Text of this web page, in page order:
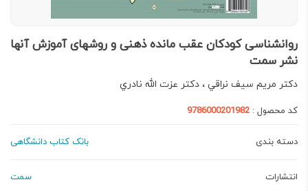
روانشناسی کودکان عقب مانده ذهنی و روشهای آموزش آنها
نشر سمت
دكتر مريم سيف نراقي ، دكتر عزت الله نادري
کد محصول : 9786000201982
دسته بندی بانک کتاب دانشگاهی
انتشارات سمت